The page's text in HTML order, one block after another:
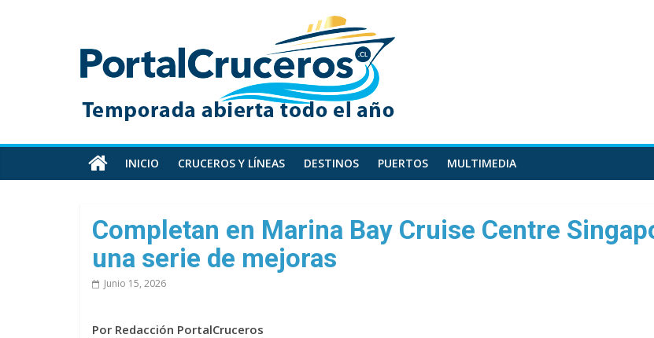
PortalCruceros
Toda
información
cruceros
en
un
sitio
INICIO CRUCEROS Y LÍNEAS DESTINOS PUERTOS MULTIMEDIA
Completan en Marina Bay Cruise Centre
una serie de mejoras
Junio 15, 2026
Por Redacción PortalCruceros